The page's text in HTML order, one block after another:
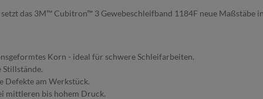
das 3M™ Cubitron™ 3 Gewebeschleifband 1184F neue Maßstäbe
Korn - ideal für schwere Schleifarbeiten.
Stillstände.
Defekte am Werkstück.
mittleren bis hohem Druck.